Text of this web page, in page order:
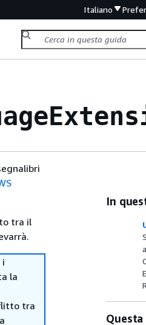
Italiano
tra il
i
la
tra
In